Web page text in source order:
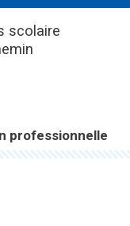
scolaire
professionnelle